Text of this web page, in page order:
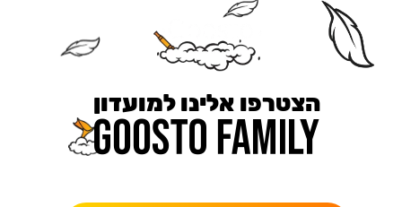
הצטרפו אלינו למועדון